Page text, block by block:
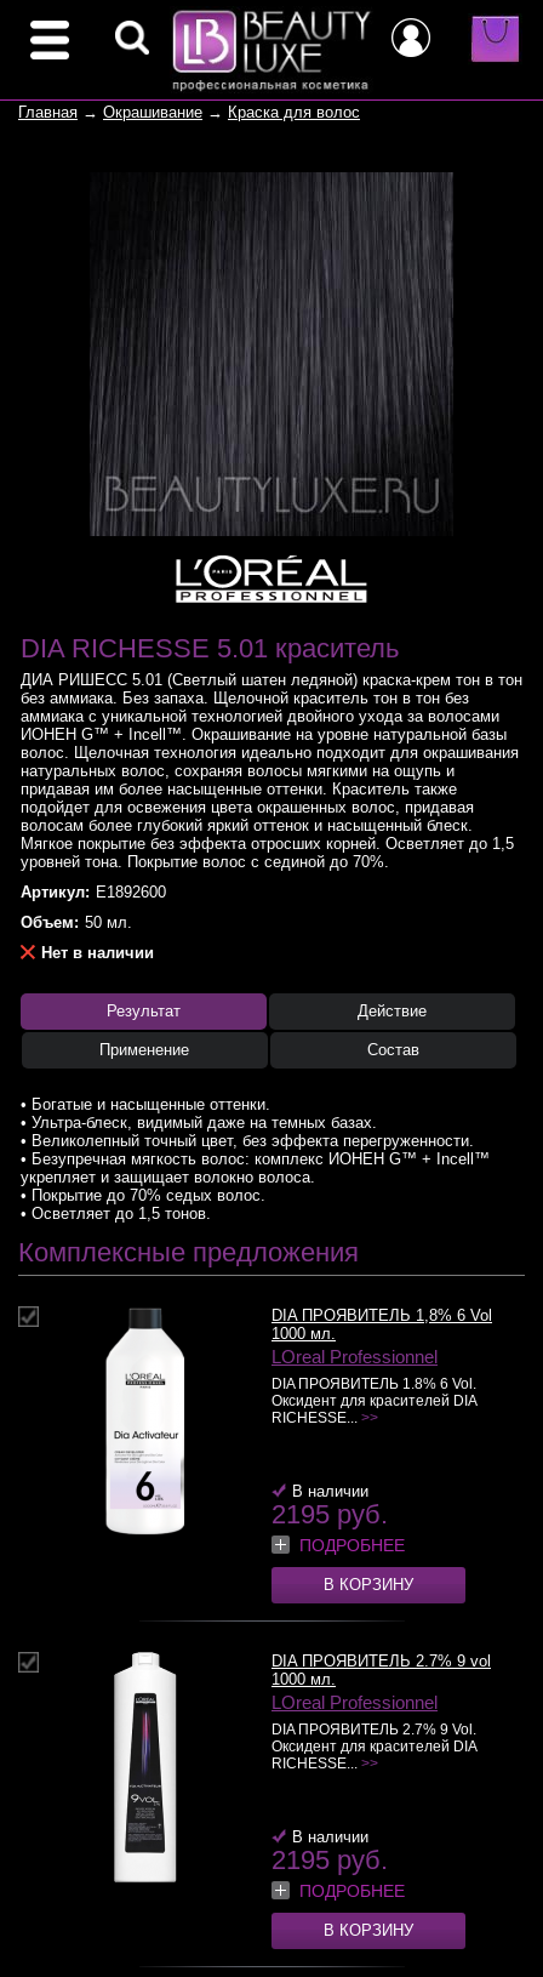
Главная → Окрашивание → Краска для волос
DIA RICHESSE 5.01 краситель
ДИА РИШЕСС 5.01 (Светлый шатен ледяной) краска-крем тон в тон
без аммиака. Без запаха. Щелочной краситель тон в тон без
аммиака с уникальной технологией двойного ухода за волосами
ИОНЕН G™ + Incell™. Окрашивание на уровне натуральной базы
волос. Щелочная технология идеально подходит для окрашивания
натуральных волос, сохраняя волосы мягкими на ощупь и
придавая им более насыщенные оттенки. Краситель также
подойдет для освежения цвета окрашенных волос, придавая
волосам более глубокий яркий оттенок и насыщенный блеск.
Мягкое покрытие без эффекта отросших корней. Осветляет до 1,5
уровней тона. Покрытие волос с сединой до 70%.
Артикул: E1892600
Объем: 50 мл.
Нет в наличии
Результат Действие
Применение Состав
• Богатые и насыщенные оттенки.
• Ультра-блеск, видимый даже на темных базах.
• Великолепный точный цвет, без эффекта перегруженности.
• Безупречная мягкость волос: комплекс ИОНЕН G™ + Incell™
укрепляет и защищает волокно волоса.
• Покрытие до 70% седых волос.
• Осветляет до 1,5 тонов.
Комплексные предложения
DIA ПРОЯВИТЕЛЬ 1,8% 6 Vol
1000 мл.
LOreal Professionnel
DIA ПРОЯВИТЕЛЬ 1.8% 6 Vol.
Оксидент для красителей DIA
RICHESSE... >>
В наличии
2195 руб.
ПОДРОБНЕЕ
В КОРЗИНУ
DIA ПРОЯВИТЕЛЬ 2.7% 9 vol
1000 мл.
LOreal Professionnel
DIA ПРОЯВИТЕЛЬ 2.7% 9 Vol.
Оксидент для красителей DIA
RICHESSE... >>
В наличии
2195 руб.
ПОДРОБНЕЕ
В КОРЗИНУ